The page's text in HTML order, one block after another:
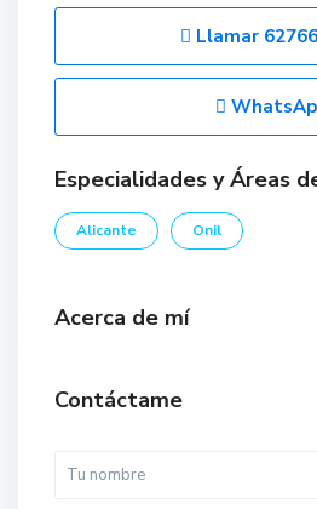
Llamar
Especialidades y Áreas
Alicante Onil
Acerca de mí
Contáctame